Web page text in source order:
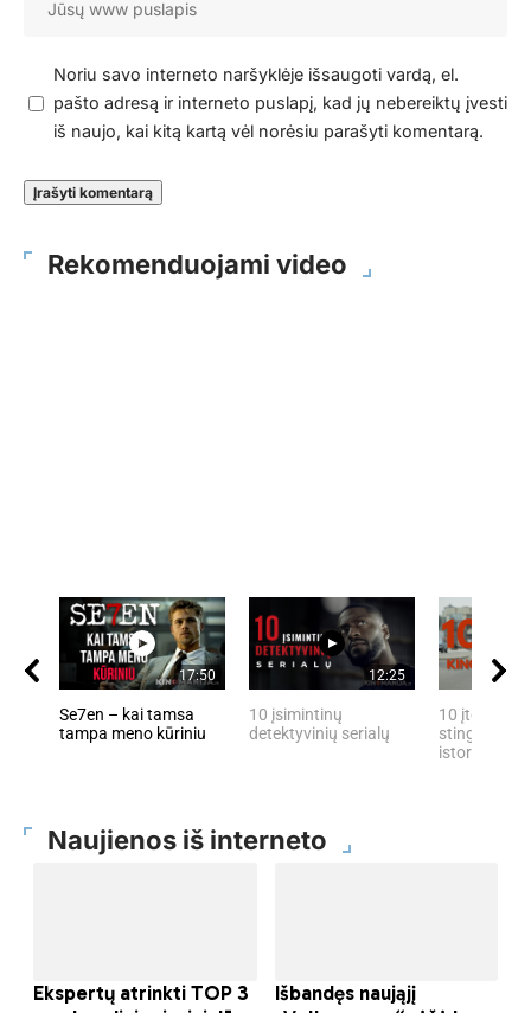
Noriu savo interneto naršyklėje išsaugoti vardą, el.
pašto adresą ir interneto puslapį, kad jų nebereiktų įvesti
iš naujo, kai kitą kartą vėl norėsiu parašyti komentarą.
Rekomenduojami video
17:50
Se7en – kai tamsa
tampa meno kūriniu
12:25
10 įsimintinų
detektyvinių serialų
10 įtemptų,
stingdančių
istorijų
Naujienos iš interneto